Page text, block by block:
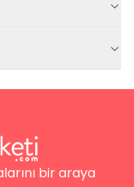
bir araya